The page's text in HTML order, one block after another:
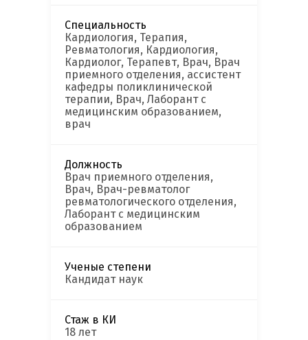
Специальность
Кардиология, Терапия,
Ревматология, Кардиология,
Кардиолог, Терапевт, Врач, Врач
приемного отделения, ассистент
кафедры поликлинической
терапии, Врач, Лаборант с
медицинским образованием,
врач
Должность
Врач приемного отделения,
Врач, Врач-ревматолог
ревматологического отделения,
Лаборант с медицинским
образованием
Ученые степени
Кандидат наук
Стаж в КИ
18 лет